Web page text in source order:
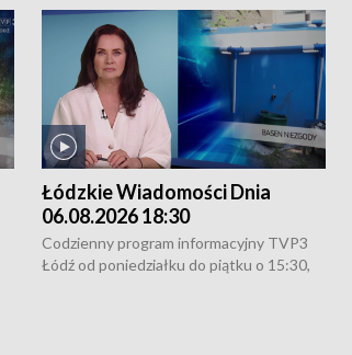
Łódzkie Wiadomości Dnia
06.08.2026 18:30
Codzienny program informacyjny TVP3
Łódź od poniedziałku do piątku o 15:30,